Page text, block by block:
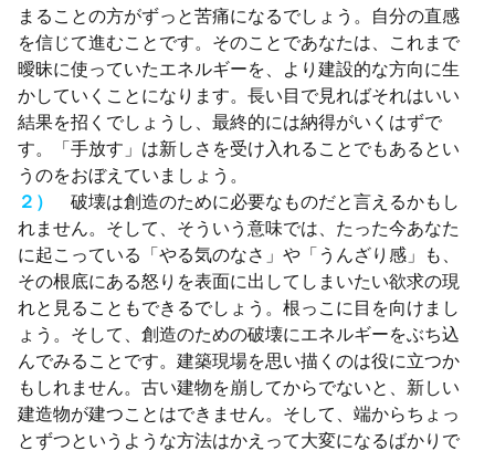
まることの方がずっと苦痛になるでしょう。自分の直感
を信じて進むことです。そのことであなたは、これまで
曖昧に使っていたエネルギーを、より建設的な方向に生
かしていくことになります。長い目で見ればそれはいい
結果を招くでしょうし、最終的には納得がいくはずで
す。「手放す」は新しさを受け入れることでもあるとい
うのをおぼえていましょう。
２）
破壊は創造のために必要なものだと言えるかもし
れません。そして、そういう意味では、たった今あなた
に起こっている「やる気のなさ」や「うんざり感」も、
その根底にある怒りを表面に出してしまいたい欲求の現
れと見ることもできるでしょう。根っこに目を向けまし
ょう。そして、創造のための破壊にエネルギーをぶち込
んでみることです。建築現場を思い描くのは役に立つか
もしれません。古い建物を崩してからでないと、新しい
建造物が建つことはできません。そして、端からちょっ
とずつというような方法はかえって大変になるばかりで